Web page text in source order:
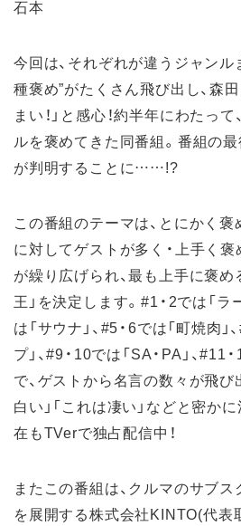
石本
今回は、それぞれが違うジャン
種褒め”がたくさん飛び出し、森田
まい！」と感心！約半年にわたっ
ルを褒めてきた同番組。番組の
が判明することに……!?
この番組のテーマは、とにかく
に対してゲストが多く・上手く褒
が繰り広げられ、最も上手に褒め
王」を決定します。#1・2では「ラ
は「サウナ」、#5・6では「町焼肉」
プ」、#9・10では「SA・PA」、#11
で、ゲストから名言の数々が飛び
白い」「これは凄い」などと密か
在もTVerで独占配信中！
またこの番組は、クルマのサブ
を展開する株式会社KINTO(代表